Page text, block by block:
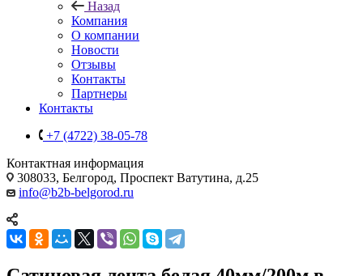
Назад
Компания
О компании
Новости
Отзывы
Контакты
Партнеры
Контакты
+7 (4722) 38-05-78
Контактная информация
308033, Белгород, Проспект Ватутина, д.25
info@b2b-belgorod.ru